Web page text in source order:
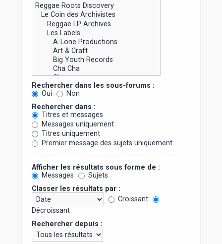
Rechercher dans les sous-forums :
Oui
Non
Rechercher dans :
Titres et messages
Messages uniquement
Titres uniquement
Premier message des sujets uniquement
Afficher les résultats sous forme de :
Messages
Sujets
Classer les résultats par :
Croissant
Décroissant
Rechercher depuis :